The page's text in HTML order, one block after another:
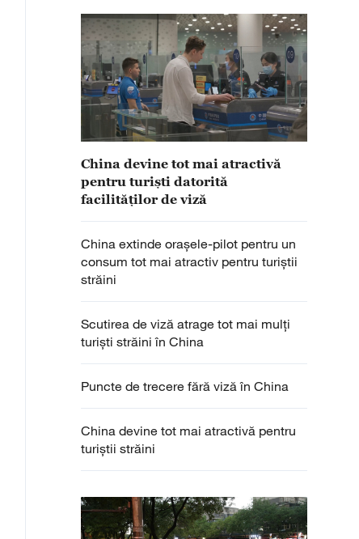
China devine tot mai atractivă
pentru turiști datorită
facilităților de viză
China extinde orașele-pilot pentru un
consum tot mai atractiv pentru turiștii
străini
Scutirea de viză atrage tot mai mulți
turiști străini în China
Puncte de trecere fără viză în China
China devine tot mai atractivă pentru
turiștii străini